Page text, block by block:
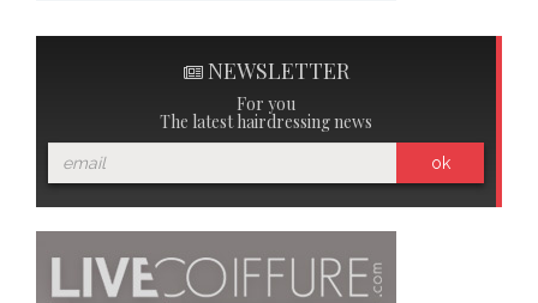
NEWSLETTER
For you
The latest hairdressing news
ok